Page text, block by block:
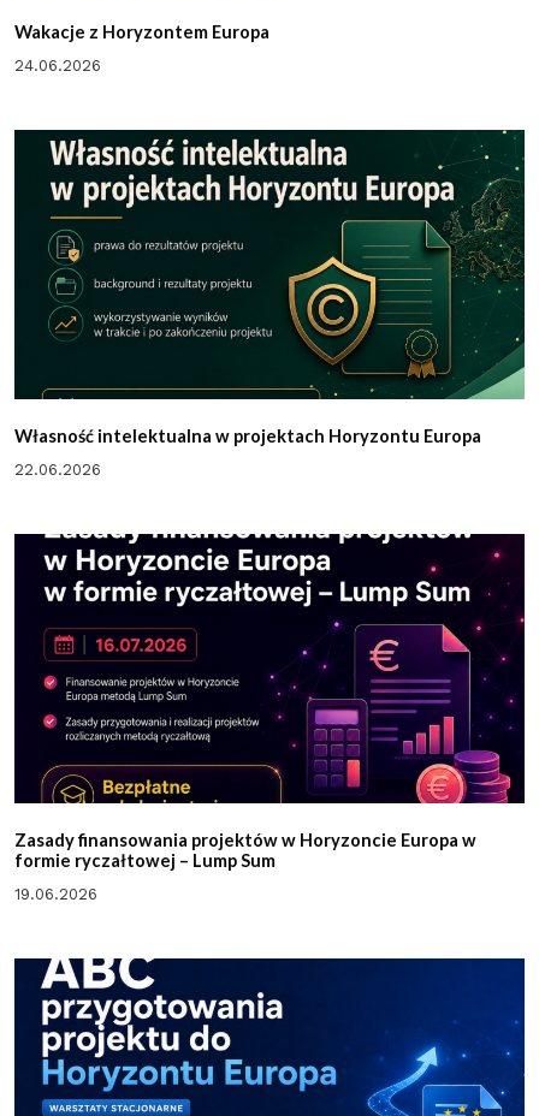
Wakacje z Horyzontem Europa
24.06.2026
Własność intelektualna w projektach Horyzontu Europa
22.06.2026
Zasady finansowania projektów w Horyzoncie Europa w
formie ryczałtowej – Lump Sum
19.06.2026